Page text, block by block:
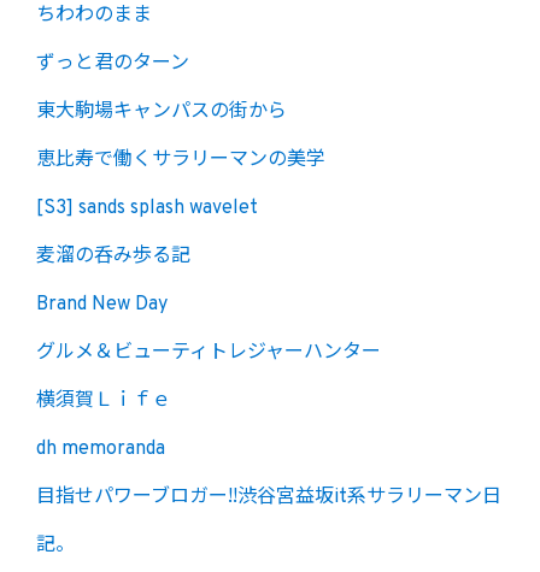
ちわわのまま
ずっと君のターン
東大駒場キャンパスの街から
恵比寿で働くサラリーマンの美学
[S3] sands splash wavelet
麦溜の呑み歩る記
Brand New Day
グルメ＆ビューティトレジャーハンター
横須賀Ｌｉｆｅ
dh memoranda
目指せパワーブロガー!!渋谷宮益坂it系サラリーマン日
記。